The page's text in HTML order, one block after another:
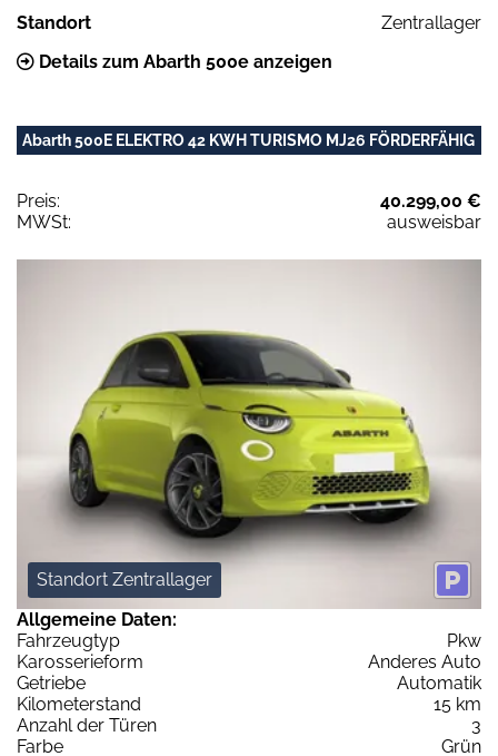
Standort
Zentrallager
Details zum Abarth 500e anzeigen
Abarth 500E ELEKTRO 42 KWH TURISMO MJ26 FÖRDERFÄHIG
Preis:
40.299,00 €
MWSt:
ausweisbar
Standort Zentrallager
Allgemeine Daten:
Fahrzeugtyp
Pkw
Karosserieform
Anderes Auto
Getriebe
Automatik
Kilometerstand
15 km
Anzahl der Türen
3
Farbe
Grün